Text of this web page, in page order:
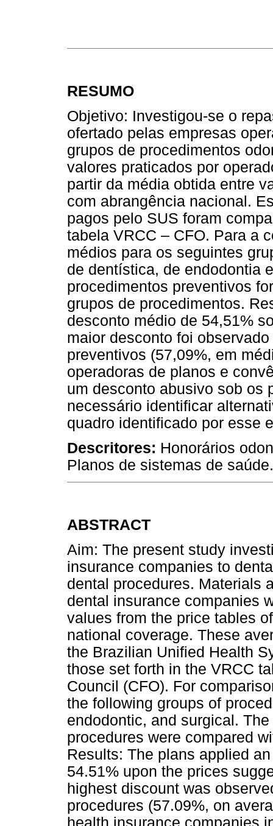
RESUMO
Objetivo: Investigou-se o
ofertado pelas empresas
grupos de procedimentos
valores praticados por
partir da média obtida entre
com abrangência nacional.
pagos pelo SUS foram
tabela VRCC – CFO. Para a
médios para os seguintes
de dentística, de endodontia
procedimentos preventivos
grupos de procedimentos.
desconto médio de 54,51%
maior desconto foi
preventivos (57,09%, em
operadoras de planos e
um desconto abusivo sob os
necessário identificar
quadro identificado por esse
Descritores: Honorários
Planos de sistemas de saúde.
ABSTRACT
Aim: The present study
insurance companies to
dental procedures. Materials
dental insurance companies
values from the price tables
national coverage. These
the Brazilian Unified Health
those set forth in the VRCC
Council (CFO). For
the following groups of
endodontic, and surgical.
procedures were compared
Results: The plans applied
54.51% upon the prices
highest discount was
procedures (57.09%, on
health insurance companies